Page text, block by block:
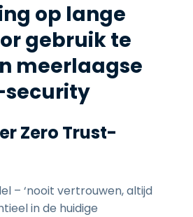
op lange
gebruik te
meerlaagse
security
Zero Trust-
– ‘nooit vertrouwen, altijd
in de huidige